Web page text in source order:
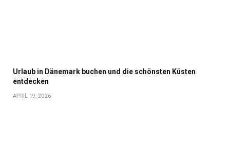
Urlaub in Dänemark buchen und die schönsten Küsten
entdecken
APRIL 19, 2026